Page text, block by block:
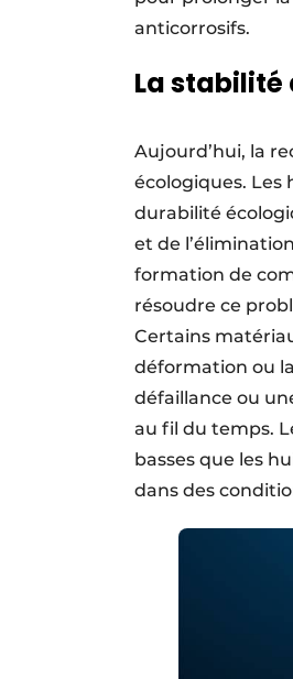
anticorrosifs.
La stabilité
Aujourd’hui, la
écologiques. Les
durabilité
et de
formation de
résoudre ce
Certains
déformation ou
défaillance ou
au fil du temps.
basses que les
dans des